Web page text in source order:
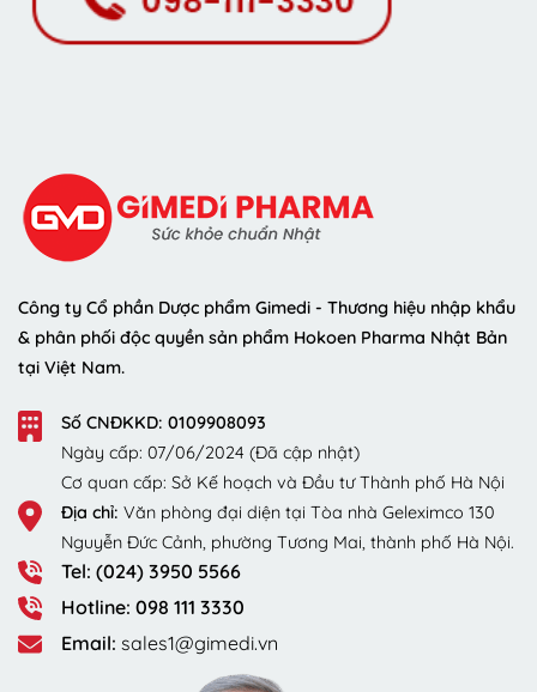
Công ty Cổ phần Dược phẩm Gimedi - Thương hiệu nhập khẩu
& phân phối độc quyền sản phẩm Hokoen Pharma Nhật Bản
tại Việt Nam.
Số CNĐKKD: 0109908093
Ngày cấp: 07/06/2024 (Đã cập nhật)
Cơ quan cấp: Sở Kế hoạch và Đầu tư Thành phố Hà Nội
Địa chỉ: Văn phòng đại diện tại Tòa nhà Geleximco 130
Nguyễn Đức Cảnh, phường Tương Mai, thành phố Hà Nội.
Tel: (024) 3950 5566
Hotline: 098 111 3330
Email: sales1@gimedi.vn